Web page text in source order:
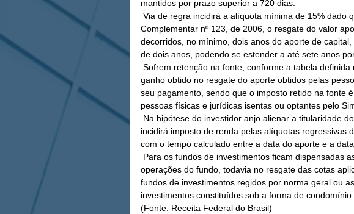
mantidos por prazo superior a 720 dias.
Complementar nº 123, de 2006, o resgate do valor
decorridos, no mínimo, dois anos do aporte de
de dois anos, podendo se estender a até sete anos
ganho obtido no resgate do aporte obtidos pelas
seu pagamento, sendo que o imposto retido na fonte
pessoas físicas e jurídicas isentas ou optantes pelo
incidirá imposto de renda pelas alíquotas regressivas
com o tempo calculado entre a data do aporte e a
operações do fundo, todavia no resgate das cotas
fundos de investimentos regidos por norma geral ou
investimentos constituídos sob a forma de condomínio
(Fonte: Receita Federal do Brasil)